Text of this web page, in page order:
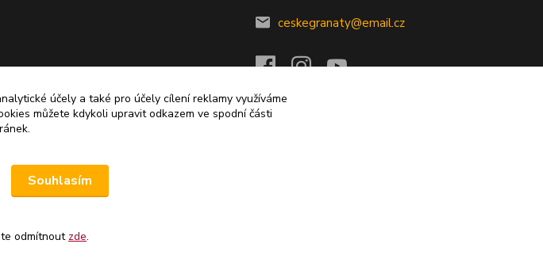
ceskegranaty@email.cz
cookies.
účely a také pro účely cílení reklamy využíváme
můžete kdykoli upravit odkazem ve spodní části
Souhlasím
odmítnout zde.